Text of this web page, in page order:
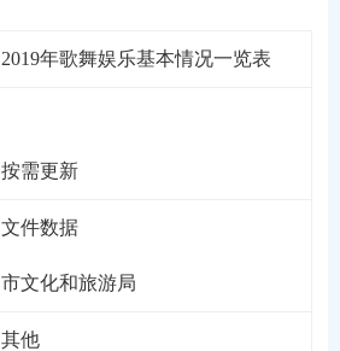
2019年歌舞娱乐基本情况一览表
按需更新
文件数据
市文化和旅游局
其他